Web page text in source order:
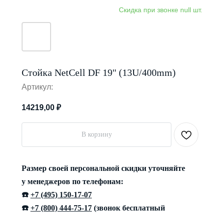
Стойка NetCell DF 19" (13U/400mm)
Артикул:
14219,00 ₽
В корзину
Размер своей персональной скидки уточняйте
у менеджеров по телефонам:
☎️ +7 (495) 150-17-07
☎️ +7 (800) 444-75-17 (звонок бесплатный